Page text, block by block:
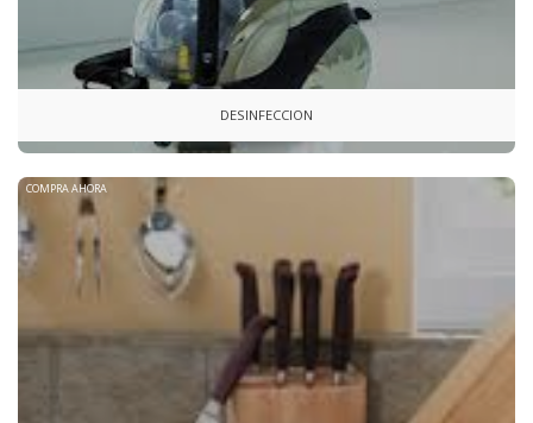
DESINFECCION
COMPRA AHORA